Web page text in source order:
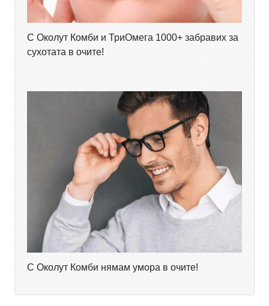
С Околут Комби и ТриОмега 1000+ забравих за
сухотата в очите!
С Околут Комби нямам умора в очите!